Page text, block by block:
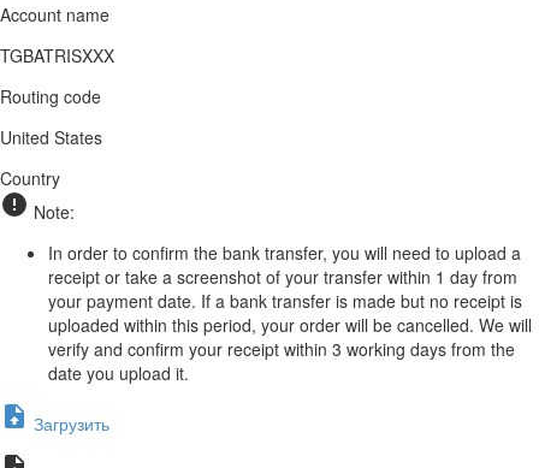
Account name
TGBATRISXXX
Routing code
United States
Country
Note:
In order to confirm the bank transfer, you will need to upload a
receipt or take a screenshot of your transfer within 1 day from
your payment date. If a bank transfer is made but no receipt is
uploaded within this period, your order will be cancelled. We will
verify and confirm your receipt within 3 working days from the
date you upload it.
Загрузить